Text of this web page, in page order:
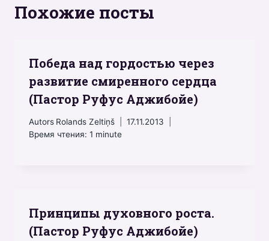
Похожие посты
Победа над гордостью через
развитие смиренного сердца
(Пастор Руфус Аджибойе)
Autors Rolands Zeltiņš
17.11.2013
Время чтения: 1 minute
Принципы духовного роста.
(Пастор Руфус Аджибойе)